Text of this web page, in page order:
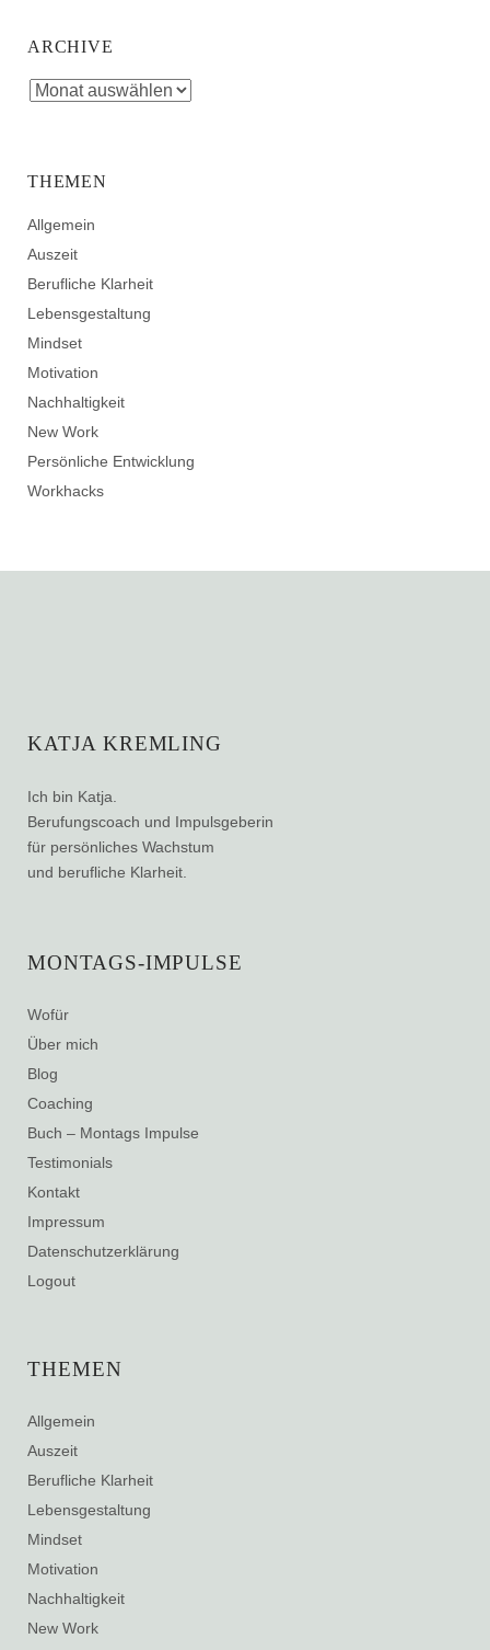
ARCHIVE
THEMEN
Allgemein
Auszeit
Berufliche Klarheit
Lebensgestaltung
Mindset
Motivation
Nachhaltigkeit
New Work
Persönliche Entwicklung
Workhacks
KATJA KREMLING
Ich bin Katja.
Berufungscoach und Impulsgeberin
für persönliches Wachstum
und berufliche Klarheit.
MONTAGS-IMPULSE
Wofür
Über mich
Blog
Coaching
Buch – Montags Impulse
Testimonials
Kontakt
Impressum
Datenschutzerklärung
Logout
THEMEN
Allgemein
Auszeit
Berufliche Klarheit
Lebensgestaltung
Mindset
Motivation
Nachhaltigkeit
New Work